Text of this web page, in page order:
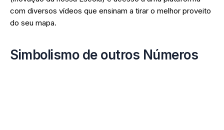
com diversos vídeos que ensinam a tirar o melhor proveito
do seu mapa.
Simbolismo de outros Números